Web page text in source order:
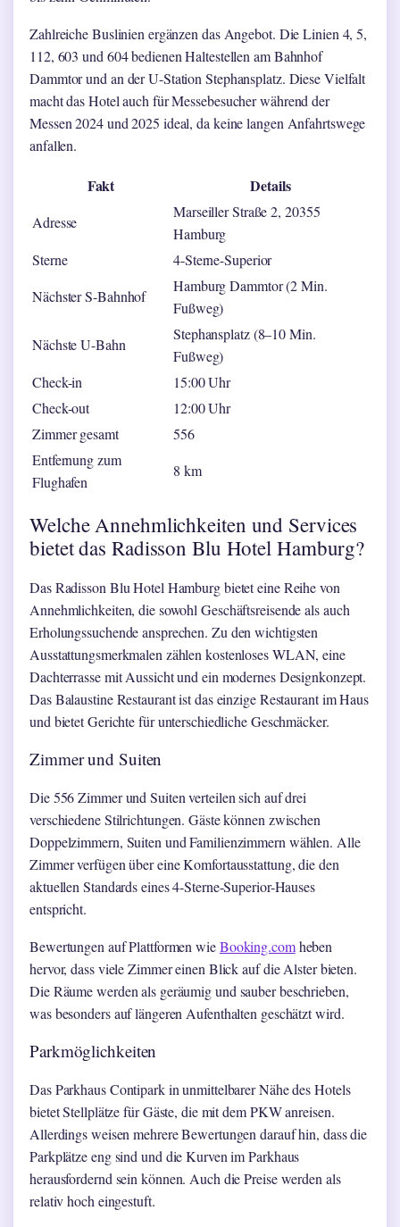
Zahlreiche Buslinien ergänzen das Angebot. Die Linien 4, 5,
112, 603 und 604 bedienen Haltestellen am Bahnhof
Dammtor und an der U-Station Stephansplatz. Diese Vielfalt
macht das Hotel auch für Messebesucher während der
Messen 2024 und 2025 ideal, da keine langen Anfahrtswege
anfallen.
Fakt Details
Adresse
Marseiller Straße 2, 20355
Hamburg
Sterne
4-Sterne-Superior
Nächster S-Bahnhof
Hamburg Dammtor (2 Min.
Fußweg)
Nächste U-Bahn
Stephansplatz (8–10 Min.
Fußweg)
Check-in
15:00 Uhr
Check-out
12:00 Uhr
Zimmer gesamt
556
Entfernung zum
Flughafen
8 km
Welche Annehmlichkeiten und Services
bietet das Radisson Blu Hotel Hamburg?
Das Radisson Blu Hotel Hamburg bietet eine Reihe von
Annehmlichkeiten, die sowohl Geschäftsreisende als auch
Erholungssuchende ansprechen. Zu den wichtigsten
Ausstattungsmerkmalen zählen kostenloses WLAN, eine
Dachterrasse mit Aussicht und ein modernes Designkonzept.
Das Balaustine Restaurant ist das einzige Restaurant im Haus
und bietet Gerichte für unterschiedliche Geschmäcker.
Zimmer und Suiten
Die 556 Zimmer und Suiten verteilen sich auf drei
verschiedene Stilrichtungen. Gäste können zwischen
Doppelzimmern, Suiten und Familienzimmern wählen. Alle
Zimmer verfügen über eine Komfortausstattung, die den
aktuellen Standards eines 4-Sterne-Superior-Hauses
entspricht.
Bewertungen auf Plattformen wieBooking.comheben
hervor, dass viele Zimmer einen Blick auf die Alster bieten.
Die Räume werden als geräumig und sauber beschrieben,
was besonders auf längeren Aufenthalten geschätzt wird.
Parkmöglichkeiten
Das Parkhaus Contipark in unmittelbarer Nähe des Hotels
bietet Stellplätze für Gäste, die mit dem PKW anreisen.
Allerdings weisen mehrere Bewertungen darauf hin, dass die
Parkplätze eng sind und die Kurven im Parkhaus
herausfordernd sein können. Auch die Preise werden als
relativ hoch eingestuft.